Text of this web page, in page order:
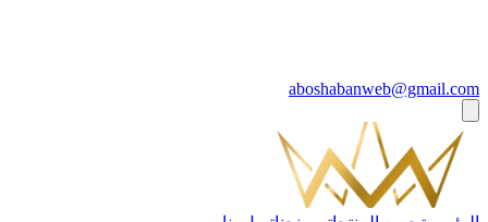
aboshabanweb@gmail.com